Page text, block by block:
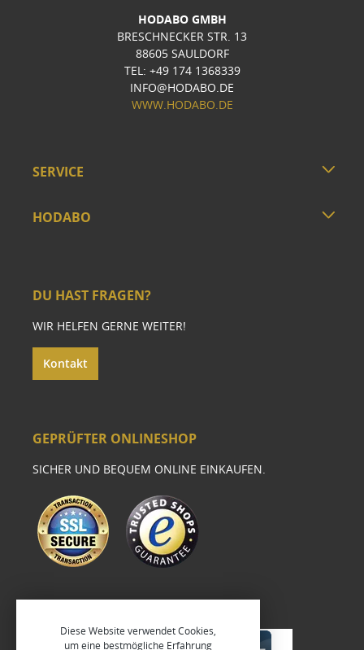
HODABO GMBH
BRESCHNECKER STR. 13
88605 SAULDORF
TEL: +49 174 1368339
INFO@HODABO.DE
WWW.HODABO.DE
SERVICE
HODABO
DU HAST FRAGEN?
WIR HELFEN GERNE WEITER!
Kontakt
GEPRÜFTER ONLINESHOP
SICHER UND BEQUEM ONLINE EINKAUFEN.
Diese Website verwendet Cookies,
um eine bestmögliche Erfahrung